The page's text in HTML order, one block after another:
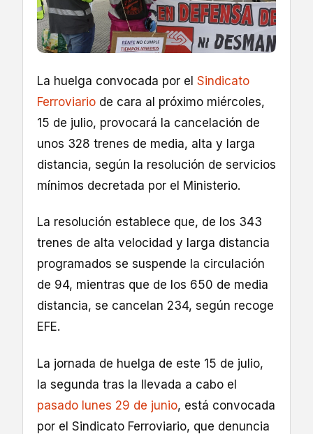
La huelga convocada por el Sindicato
Ferroviario de cara al próximo miércoles,
15 de julio, provocará la cancelación de
unos 328 trenes de media, alta y larga
distancia, según la resolución de servicios
mínimos decretada por el Ministerio.
La resolución establece que, de los 343
trenes de alta velocidad y larga distancia
programados se suspende la circulación
de 94, mientras que de los 650 de media
distancia, se cancelan 234, según recoge
EFE.
La jornada de huelga de este 15 de julio,
la segunda tras la llevada a cabo el
pasado lunes 29 de junio, está convocada
por el Sindicato Ferroviario, que denuncia